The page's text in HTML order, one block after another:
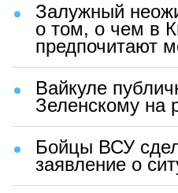
Залужный
о том, о чем в
предпочитают
Вайкуле
Зеленскому на
Бойцы ВСУ
заявление о